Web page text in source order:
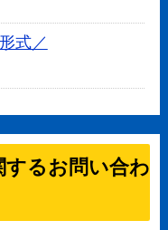
式／
るお問い合わ